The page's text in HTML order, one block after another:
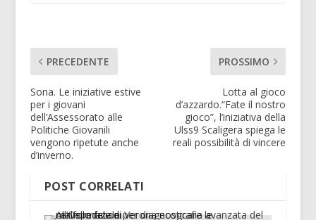
PRECEDENTE
Sona. Le iniziative estive
per i giovani
dell’Assessorato alle
Politiche Giovanili
vengono ripetute anche
d’inverno.
PROSSIMO
Lotta al gioco
d’azzardo.“Fate il nostro
gioco”, l’iniziativa della
Ulss9 Scaligera spiega le
reali possibilità di vincere
POST CORRELATI